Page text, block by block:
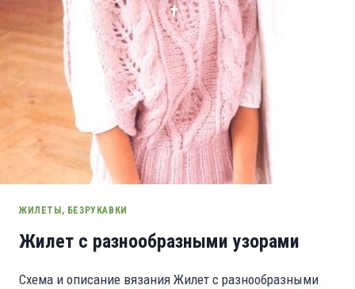
ЖИЛЕТЫ, БЕЗРУКАВКИ
Жилет с разнообразными узорами
Схема и описание вязания Жилет с разнообразными